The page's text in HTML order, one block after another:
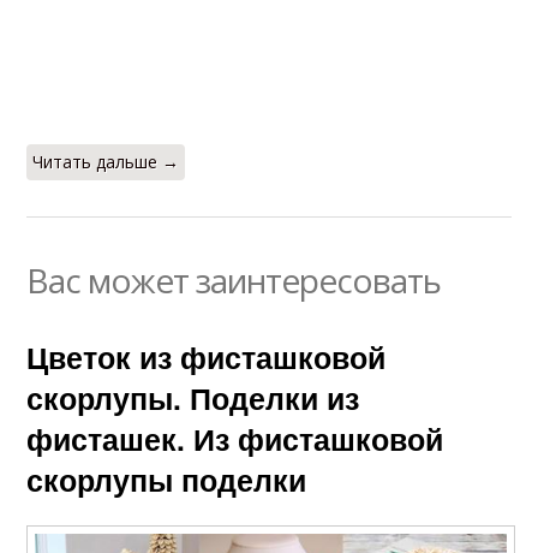
Читать дальше →
Вас может заинтересовать
Цветок из фисташковой
скорлупы. Поделки из
фисташек. Из фисташковой
скорлупы поделки